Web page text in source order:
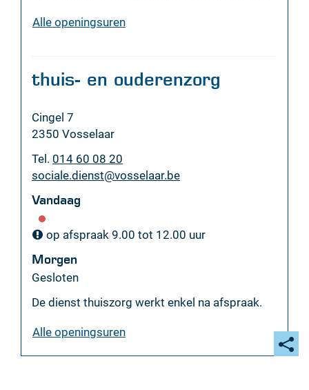
Alle openingsurengezinszorg
thuis- en ouderenzorg
Adres
Cingel 7
,2350 Vosselaar
Tel. 014 60 08 20
E-
sociale.dienst@vosselaar.be
Vandaag
op afspraak 9.00 tot 12.00 uur
Morgen
Gesloten
De dienst thuiszorg werkt enkel na afspraak.
Alle openingsurenthuis-